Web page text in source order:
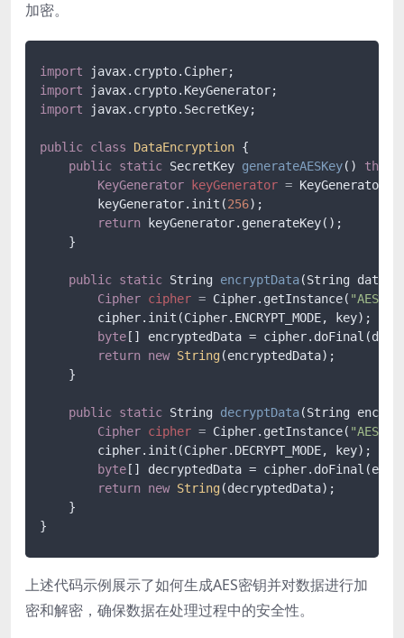
加密。
import
import
import javax.crypto.SecretKey;
public class DataEncryption {
public static SecretKey generateAESKey()
KeyGenerator
keyGenerator =
        keyGenerator.init(
256);
return keyGenerator.generateKey();
    }
public static String encryptData(String data,
Cipher cipher = Cipher.getInstance( "AES"
        cipher.init(Cipher.ENCRYPT_MODE, key);
byte [] encryptedData =
return new String(encryptedData);
    }
public static String decryptData(String
Cipher cipher = Cipher.getInstance( "AES"
        cipher.init(Cipher.DECRYPT_MODE, key);
byte [] decryptedData =
return new String(decryptedData);
    }
}
上述代码示例展示了如何生成AES密钥并对数据进行加
密和解密，确保数据在处理过程中的安全性。